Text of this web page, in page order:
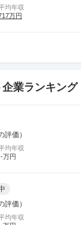
均年収
万円
業ランキング
評価）
均年収
万円
評価）
均年収